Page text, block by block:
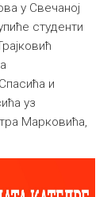
у Свечаној
студенти
и
уз
Марковића,